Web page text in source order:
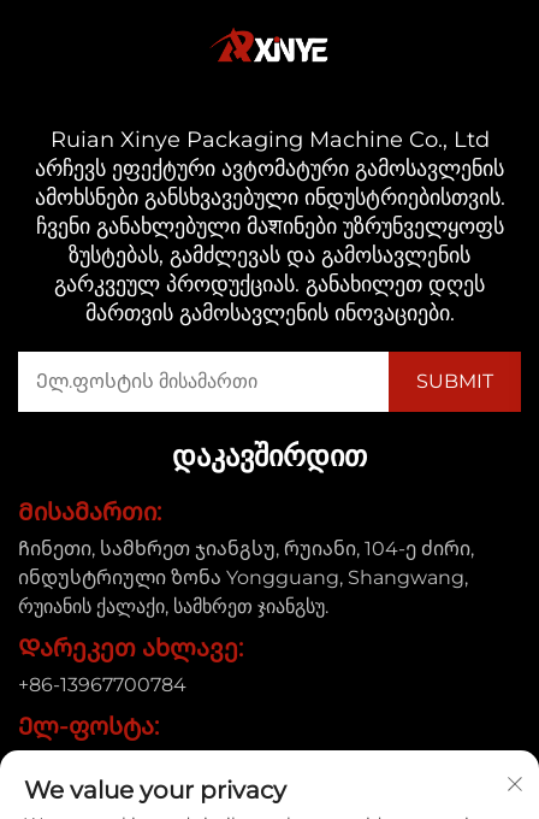
Ruian Xinye Packaging Machine Co., Ltd
არჩევს ეფექტური ავტომატური გამოსავლენის
ამოხსნები განსხვავებული ინდუსტრიებისთვის.
ჩვენი განახლებული მაशინები უზრუნველყოფს
ზუსტებას, გამძლევას და გამოსავლენის
გარკვეულ პროდუქციას. განახილეთ დღეს
მართვის გამოსავლენის ინოვაციები.
ᲓᲐᲙᲐᲕᲨᲘᲠᲓᲘᲗ
Მისამართი:
Ჩინეთი, სამხრეთ ჯიანგსუ, რუიანი, 104-ე ძირი,
ინდუსტრიული ზონა Yongguang, Shangwang,
რუიანის ქალაქი, სამხრეთ ჯიანგსუ.
Დარეკეთ ახლავე:
+86-13967700784
Ელ-ფოსტა:
We value your privacy